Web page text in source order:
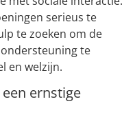
serieus te
te zoeken om de
te
en welzijn.
ernstige